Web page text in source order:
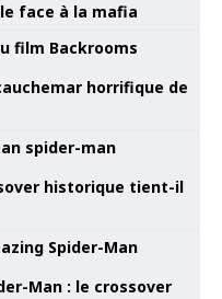
face à la mafia
horrifique de
historique tient-il
Man : le crossover